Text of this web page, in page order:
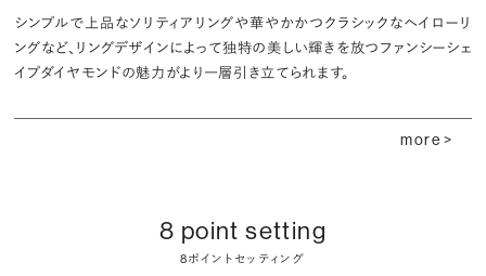
シンプルで上品なソリティアリングや華やかかつクラシックなヘイローリ
ングなど、リングデザインによって独特の美しい輝きを放つファンシーシェ
イプダイヤモンドの魅力がより一層引き立てられます。
more >
8 point setting
8ポイントセッティング